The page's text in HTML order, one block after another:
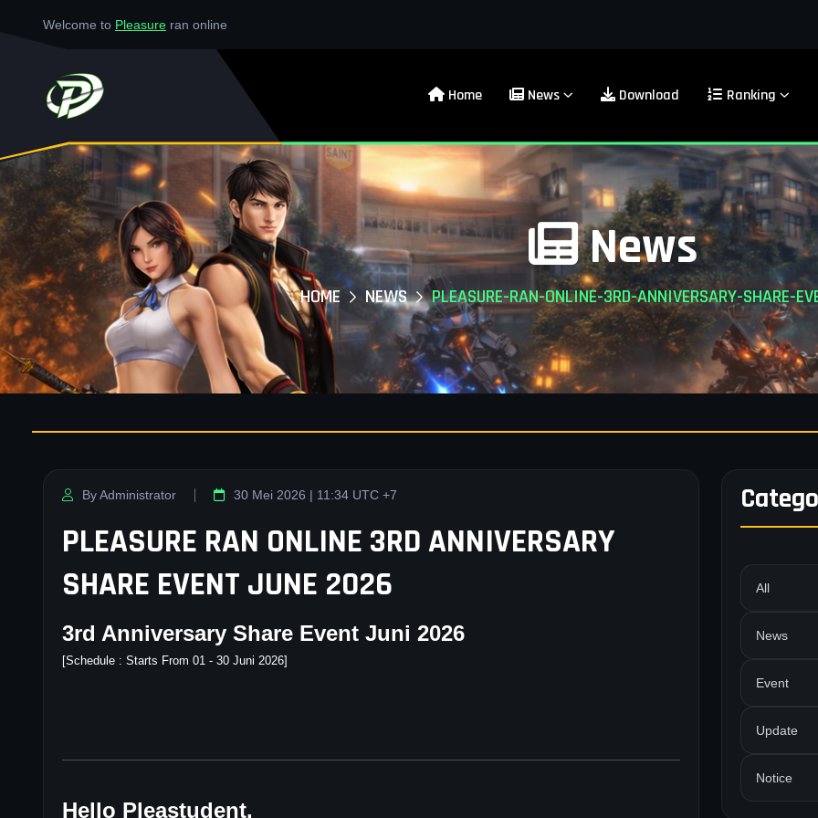
Welcome to Pleasure ran online
Home News Download Ranking
News
HOME NEWS PLEASURE-RAN-ONLINE-3RD-ANNIVERSARY-SHARE-
By Administrator 30 Mei 2026 | 11:34 UTC +7
PLEASURE RAN ONLINE 3RD ANNIVERSARY
SHARE EVENT JUNE 2026
3rd Anniversary Share Event Juni 2026
[Schedule : Starts From 01 - 30 Juni 2026]
Hello Pleastudent,
All
News
Event
Update
Notice